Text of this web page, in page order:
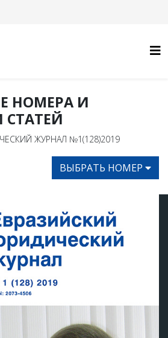
НОМЕРА И
ЖУРНАЛ №1(128)2019
ВЫБРАТЬ НОМЕР